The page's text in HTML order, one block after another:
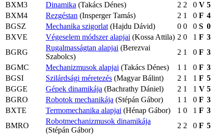
BXM3
Dinamika (Takács Dénes) 2 2 0 V 5
BXM4
Rezgéstan (Insperger Tamás) 2 1 0 F 4
BGSZ
Mechanika szigorlat (Hajdu Dávid) 0 0 0 S 0
BXVE
Végeselem módszer alapjai (Kossa Attila) 2 0 1 F 3
BGRG
Rugalmasságtan alapjai (Berezvai
Szabolcs)
2 1 0 F 3
BGMC
Mechanizmusok alapjai (Takács Dénes) 1 1 0 F 3
BGSI
Szilárdsági méretezés (Magyar Bálint) 2 1 1 F 5
BGGE
Gépek dinamikája (Bachrathy Dániel) 2 1 1 V 5
BGRO
Robotok mechanikája (Stépán Gábor) 1 1 0 F 3
BXTE
Termomechanika alapjai (Hénap Gábor) 1 0 1 F 3
BMRO
Robotmechanizmusok dinamikája
(Stépán Gábor)
2 2 0 F 5